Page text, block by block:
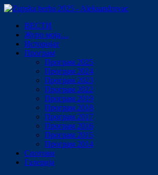
ВЕСТИ
Жупо моја…
Историјат
Програм
Програм 2025
Програм 2024
Програм 2023
Програм 2022
Програм 2019
Програм 2018
Програм 2017
Програм 2016
Програм 2015
Програм 2014
Спотови
Галерија